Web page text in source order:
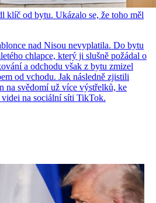
klíč od bytu. Ukázalo se, že toho měl
nad Nisou nevyplatila. Do bytu
chlapce, který ji slušně požádal o
a odchodu však z bytu zmizel
od vchodu. Jak následně zjistili
na svědomí už více výstřelků, ke
na sociální síti TikTok.